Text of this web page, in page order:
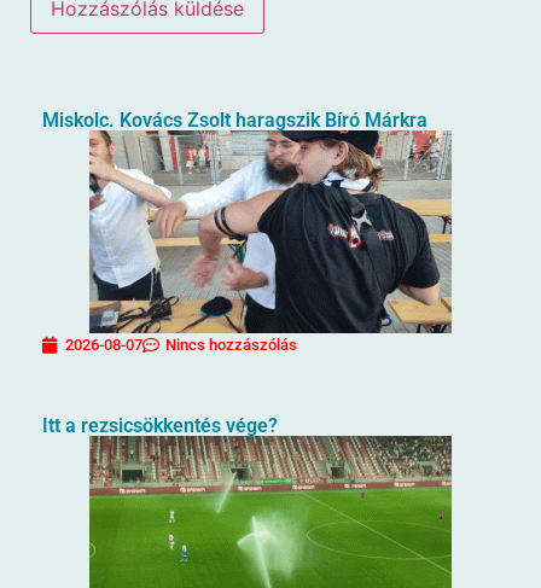
Miskolc. Kovács Zsolt haragszik Bíró Márkra
2026-08-07 Nincs hozzászólás
Itt a rezsicsökkentés vége?